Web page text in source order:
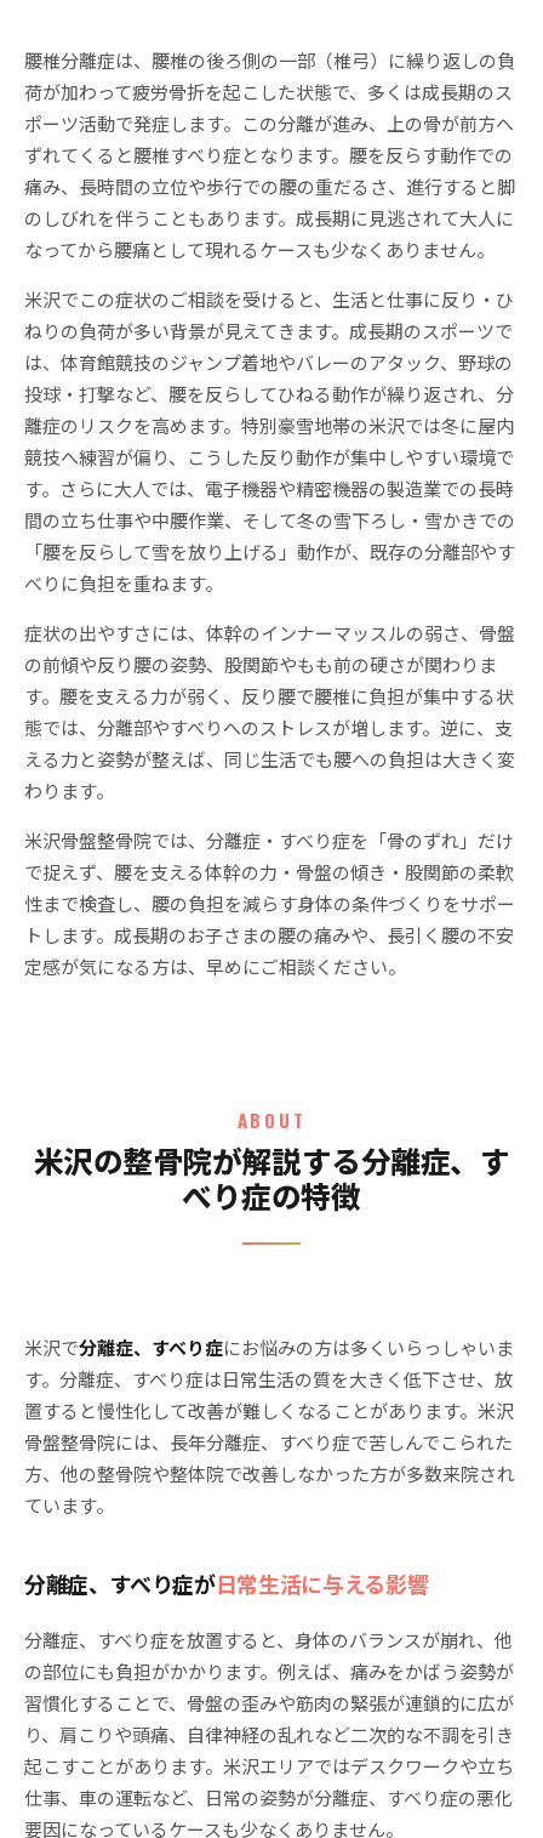
腰椎分離症は、腰椎の後ろ側の一部（椎弓）に繰り返しの負
荷が加わって疲労骨折を起こした状態で、多くは成長期のス
ポーツ活動で発症します。この分離が進み、上の骨が前方へ
ずれてくると腰椎すべり症となります。腰を反らす動作での
痛み、長時間の立位や歩行での腰の重だるさ、進行すると脚
のしびれを伴うこともあります。成長期に見逃されて大人に
なってから腰痛として現れるケースも少なくありません。
米沢でこの症状のご相談を受けると、生活と仕事に反り・ひ
ねりの負荷が多い背景が見えてきます。成長期のスポーツで
は、体育館競技のジャンプ着地やバレーのアタック、野球の
投球・打撃など、腰を反らしてひねる動作が繰り返され、分
離症のリスクを高めます。特別豪雪地帯の米沢では冬に屋内
競技へ練習が偏り、こうした反り動作が集中しやすい環境で
す。さらに大人では、電子機器や精密機器の製造業での長時
間の立ち仕事や中腰作業、そして冬の雪下ろし・雪かきでの
「腰を反らして雪を放り上げる」動作が、既存の分離部やす
べりに負担を重ねます。
症状の出やすさには、体幹のインナーマッスルの弱さ、骨盤
の前傾や反り腰の姿勢、股関節やもも前の硬さが関わりま
す。腰を支える力が弱く、反り腰で腰椎に負担が集中する状
態では、分離部やすべりへのストレスが増します。逆に、支
える力と姿勢が整えば、同じ生活でも腰への負担は大きく変
わります。
米沢骨盤整骨院では、分離症・すべり症を「骨のずれ」だけ
で捉えず、腰を支える体幹の力・骨盤の傾き・股関節の柔軟
性まで検査し、腰の負担を減らす身体の条件づくりをサポー
トします。成長期のお子さまの腰の痛みや、長引く腰の不安
定感が気になる方は、早めにご相談ください。
ABOUT
米沢の整骨院が解説する分離症、す
べり症の特徴
米沢で分離症、すべり症にお悩みの方は多くいらっしゃいま
す。分離症、すべり症は日常生活の質を大きく低下させ、放
置すると慢性化して改善が難しくなることがあります。米沢
骨盤整骨院には、長年分離症、すべり症で苦しんでこられた
方、他の整骨院や整体院で改善しなかった方が多数来院され
ています。
分離症、すべり症が日常生活に与える影響
分離症、すべり症を放置すると、身体のバランスが崩れ、他
の部位にも負担がかかります。例えば、痛みをかばう姿勢が
習慣化することで、骨盤の歪みや筋肉の緊張が連鎖的に広が
り、肩こりや頭痛、自律神経の乱れなど二次的な不調を引き
起こすことがあります。米沢エリアではデスクワークや立ち
仕事、車の運転など、日常の姿勢が分離症、すべり症の悪化
要因になっているケースも少なくありません。